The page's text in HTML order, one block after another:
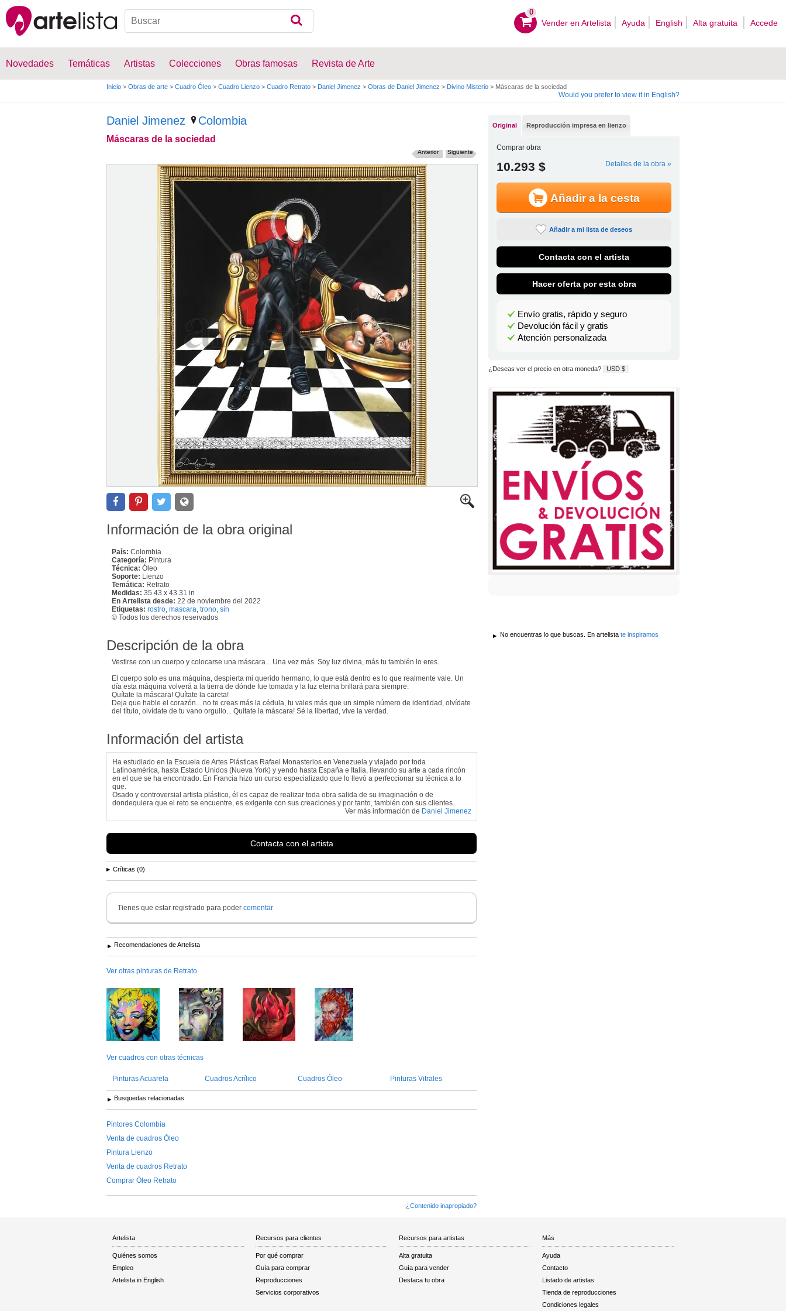
0
Vender en Artelista Ayuda English Alta gratuita Accede
Novedades Temáticas Artistas Colecciones Obras famosas Revista de Arte
Inicio > Obras de arte > Cuadro Óleo > Cuadro Lienzo > Cuadro Retrato > Daniel Jimenez > Obras de Daniel Jimenez > Divino Misterio > Máscaras de la sociedad
Would you prefer to view it in English?
Daniel Jimenez Colombia
Máscaras de la sociedad
Siguiente
Anterior
Información de la obra original
País: Colombia
Categoría: Pintura
Técnica: Óleo
Soporte: Lienzo
Temática: Retrato
Medidas: 35.43 x 43.31 in
En Artelista desde: 22 de noviembre del 2022
Etiquetas: rostro mascara trono sin
© Todos los derechos reservados
Descripción de la obra
Vestirse con un cuerpo y colocarse una máscara... Una vez más. Soy luz divina, más tu también lo eres.
El cuerpo solo es una máquina, despierta mi querido hermano, lo que está dentro es lo que realmente vale. Un
día esta máquina volverá a la tierra de dónde fue tomada y la luz eterna brillará para siempre.
Quítate la máscara! Quítate la careta!
Deja que hable el corazón... no te creas más la cédula, tu vales más que un simple número de identidad, olvídate
del título, olvídate de tu vano orgullo... Quítate la máscara! Sé la libertad, vive la verdad.
Información del artista
Ha estudiado en la Escuela de Artes Plásticas Rafael Monasterios en Venezuela y viajado por toda
Latinoamérica, hasta Estado Unidos (Nueva York) y yendo hasta España e Italia, llevando su arte a cada rincón
en el que se ha encontrado. En Francia hizo un curso especializado que lo llevó a perfeccionar su técnica a lo
que.
Osado y controversial artista plástico, él es capaz de realizar toda obra salida de su imaginación o de
dondequiera que el reto se encuentre, es exigente con sus creaciones y por tanto, también con sus clientes.
Ver más información de Daniel Jimenez
Contacta con el artista
Críticas (0)
Tienes que estar registrado para poder comentar
Recomendaciones de Artelista
Ver otras pinturas de Retrato
Ver cuadros con otras técnicas
Pinturas Acuarela Cuadros Acrílico Cuadros Óleo Pinturas Vitrales
Busquedas relacionadas
Pintores Colombia
Venta de cuadros Óleo
Pintura Lienzo
Venta de cuadros Retrato
Comprar Óleo Retrato
¿Contenido inapropiado?
Original Reproducción impresa en lienzo
Comprar obra
10.293 $ Detalles de la obra »
Añadir a la cesta
Añadir a mi lista de deseos
Contacta con el artista
Hacer oferta por esta obra
Envío gratis, rápido y seguro
Devolución fácil y gratis
Atención personalizada
¿Deseas ver el precio en otra moneda? USD $
No encuentras lo que buscas. En artelista te inspiramos
Artelista
Quiénes somos
Empleo
Artelista in English
Recursos para clientes
Por qué comprar
Guía para comprar
Reproducciones
Servicios corporativos
Recursos para artistas
Alta gratuita
Guía para vender
Destaca tu obra
Más
Ayuda
Contacto
Listado de artistas
Tienda de reproducciones
Condiciones legales